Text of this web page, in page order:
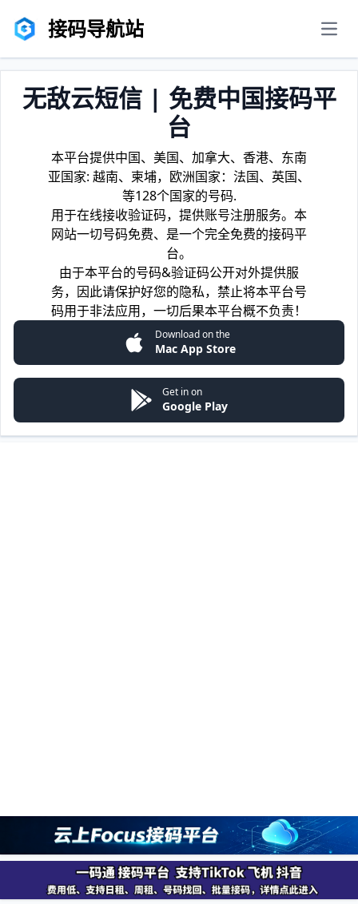
接码导航站
无敌云短信 | 免费中国接码平
台
本平台提供中国、美国、加拿大、香港、东南
亚国家: 越南、柬埔，欧洲国家：法国、英国、
等128个国家的号码.
用于在线接收验证码，提供账号注册服务。本
网站一切号码免费、是一个完全免费的接码平
台。
由于本平台的号码&验证码公开对外提供服
务，因此请保护好您的隐私，禁止将本平台号
码用于非法应用，一切后果本平台概不负责！
Download on the
Mac App Store
Get in on
Google Play